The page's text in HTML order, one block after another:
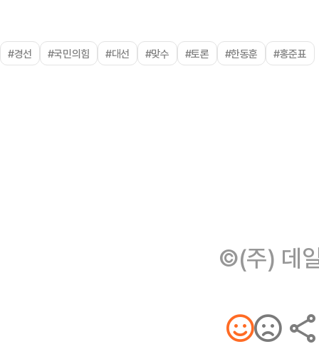
#경선 #국민의힘 #대선 #맞수 #토론 #한동훈 #홍준표
©(주) 데